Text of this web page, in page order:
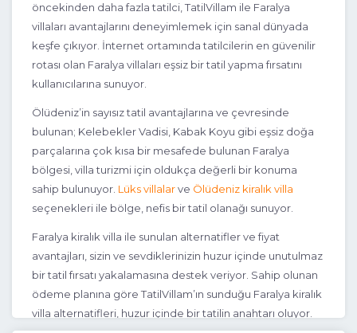
2+1 4 Kişi
öncekinden daha fazla tatilci, TatilVillam ile Faralya
villaları avantajlarını deneyimlemek için sanal dünyada
keşfe çıkıyor. İnternet ortamında tatilcilerin en güvenilir
rotası olan Faralya villaları eşsiz bir tatil yapma fırsatını
kullanıcılarına sunuyor.
Ölüdeniz’in sayısız tatil avantajlarına ve çevresinde
bulunan; Kelebekler Vadisi, Kabak Koyu gibi eşsiz doğa
parçalarına çok kısa bir mesafede bulunan Faralya
bölgesi, villa turizmi için oldukça değerli bir konuma
sahip bulunuyor. Lüks villalarve Ölüdeniz kiralık villa
seçenekleri ile bölge, nefis bir tatil olanağı sunuyor.
Faralya kiralık villa ile sunulan alternatifler ve fiyat
avantajları, sizin ve sevdiklerinizin huzur içinde unutulmaz
bir tatil fırsatı yakalamasına destek veriyor. Sahip olunan
ödeme planına göre TatilVillam’ın sunduğu Faralya kiralık
villa alternatifleri, huzur içinde bir tatilin anahtarı oluyor.